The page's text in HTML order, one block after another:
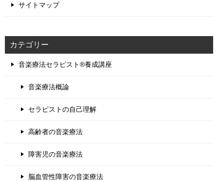
サイトマップ
カテゴリー
音楽療法セラピスト®養成講座
音楽療法概論
セラピストの自己理解
高齢者の音楽療法
障害児の音楽療法
脳血管性障害の音楽療法